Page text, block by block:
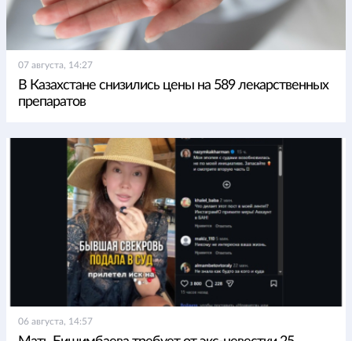
07 августа, 14:27
В Казахстане снизились цены на 589 лекарственных
препаратов
06 августа, 14:57